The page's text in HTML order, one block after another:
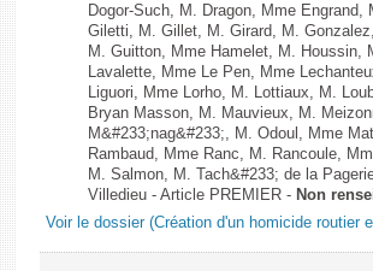
Dogor-Such, M. Dragon, Mme
Giletti, M. Gillet, M. Girard, M.
M. Guitton, Mme Hamelet, M. Houssin,
Lavalette, Mme Le Pen, Mme
Liguori, Mme Lorho, M. Lottiaux, M.
Bryan Masson, M. Mauvieux, M.
M&#233;nag&#233;, M. Odoul, Mme
Rambaud, Mme Ranc, M. Rancoule,
M. Salmon, M. Tach&#233; de la
Villedieu - Article PREMIER - Non
Voir le dossier (Création d'un homicide routier